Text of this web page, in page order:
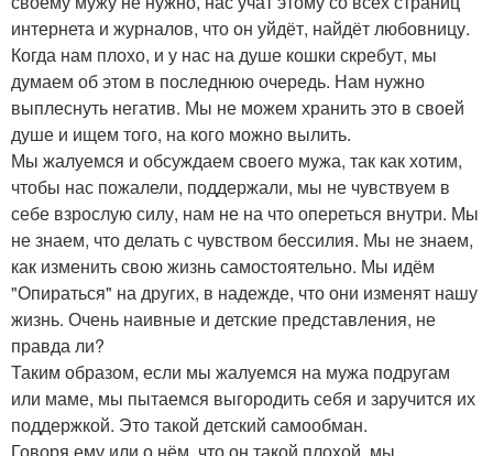
интернета и журналов, что он уйдёт, найдёт любовницу.
Когда нам плохо, и у нас на душе кошки скребут, мы
думаем об этом в последнюю очередь. Нам нужно
выплеснуть негатив. Мы не можем хранить это в своей
душе и ищем того, на кого можно вылить.
Мы жалуемся и обсуждаем своего мужа, так как хотим,
чтобы нас пожалели, поддержали, мы не чувствуем в
себе взрослую силу, нам не на что опереться внутри. Мы
не знаем, что делать с чувством бессилия. Мы не знаем,
как изменить свою жизнь самостоятельно. Мы идём
"Опираться" на других, в надежде, что они изменят нашу
жизнь. Очень наивные и детские представления, не
правда ли?
Таким образом, если мы жалуемся на мужа подругам
или маме, мы пытаемся выгородить себя и заручится их
поддержкой. Это такой детский самообман.
Говоря ему или о нём, что он такой плохой, мы